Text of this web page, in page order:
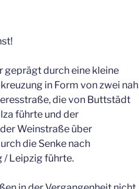
geprägt durch eine kleine
in Form von zwei nah
die von Buttstädt
führte und der
Weinstraße über
die Senke nach
/ Leipzig führte.